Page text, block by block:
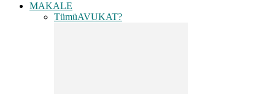
MAKALE
TümüAVUKAT?